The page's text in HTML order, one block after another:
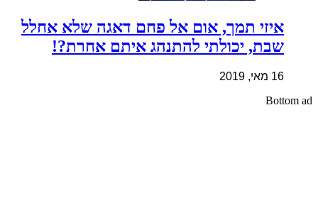
איזי תמך, אום אל פחם דאגה שלא אחלל
שבת, יכולתי להתנהג איתם אחרת?!
16 מאי, 2019
Bottom ad